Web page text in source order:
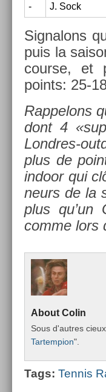
- J. Sock
Sig­nalons
puis la
co­ur­se, et
points: 25-
Rap­pelons
dont 4
Londres-
plus de
in­door qui
neurs de la
plus qu’un
comme lors
About Colin
Sous d'aut­res
Tar­temp­ion".
Tags: Ten­nis